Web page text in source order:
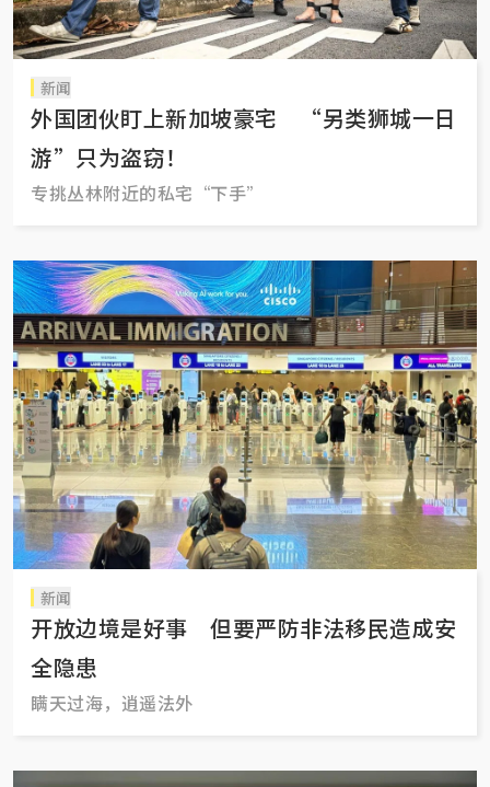
新闻
外国团伙盯上新加坡豪宅 “另类狮城一日
游”只为盗窃！
专挑丛林附近的私宅“下手”
新闻
开放边境是好事 但要严防非法移民造成安
全隐患
瞒天过海，逍遥法外